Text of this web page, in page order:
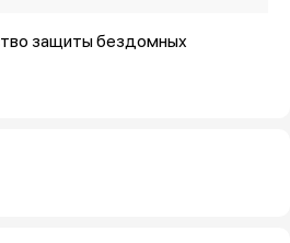
защиты бездомных